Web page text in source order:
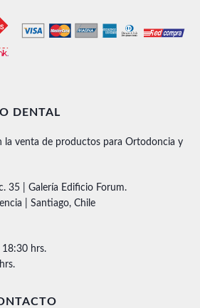
DENTAL
la venta de productos para Ortodoncia y
35 | Galería Edificio Forum.
| Santiago, Chile
18:30 hrs.